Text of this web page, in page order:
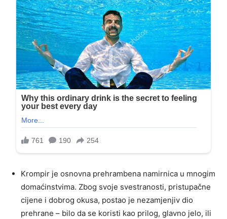
Krompir je osnovna prehrambena namirnica u mnogim
domaćinstvima. Zbog svoje svestranosti, pristupačne
cijene i dobrog okusa, postao je nezamjenjiv dio
prehrane – bilo da se koristi kao prilog, glavno jelo, ili